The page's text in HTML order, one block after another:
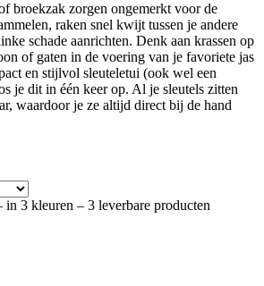
broekzak zorgen ongemerkt voor de
raken snel kwijt tussen je andere
schade aanrichten. Denk aan krassen op
of gaten in de voering van je favoriete jas
en stijlvol sleuteletui (ook wel een
je dit in één keer op. Al je sleutels zitten
waardoor je ze altijd direct bij de hand
in 3 kleuren – 3 leverbare producten